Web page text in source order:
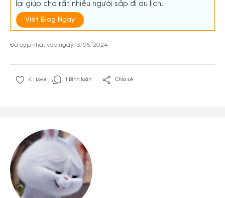
lại giúp cho rất nhiều người sắp đi du lịch.
Viết Blog Ngay
Đã cập nhật vào ngày 13/05/2024
4 Love 1 Bình luận Chia sẻ